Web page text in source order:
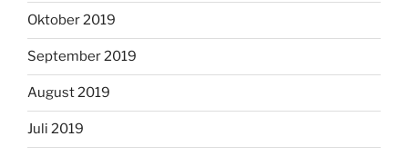
Oktober 2019
September 2019
August 2019
Juli 2019